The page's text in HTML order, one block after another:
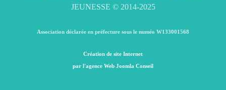
JEUNESSE © 2014-2025
Association déclarée en préfecture sous le numéo W133001568
Création de site Internet
par l'agence Web Joomla Conseil